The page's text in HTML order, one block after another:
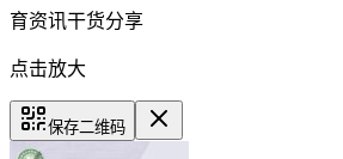
育资讯干货分享
点击放大
保存二维码